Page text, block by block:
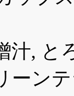
達は
なお
たな
っち
汁, と
ーン